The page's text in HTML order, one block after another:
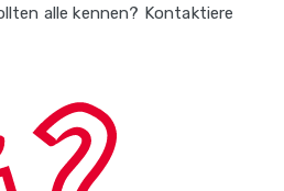
alle kennen? Kontaktiere